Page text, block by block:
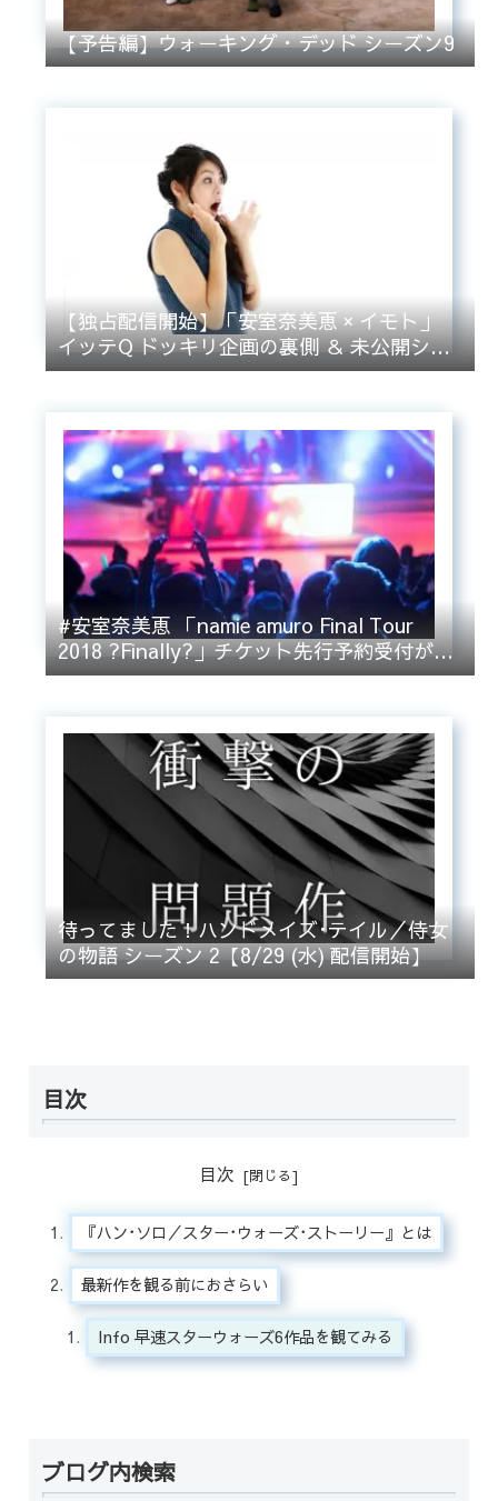
【予告編】ウォーキング・デッド シーズン9
【独占配信開始】「安室奈美恵 × イモト」
イッテQ ドッキリ企画の裏側 ＆ 未公開シー
ン
#安室奈美恵 「namie amuro Final Tour
2018 ?Finally?」チケット先行予約受付がい
よいよ始まる！
待ってました！ハンドメイズ･テイル／侍女
の物語 シーズン 2【8/29 (水) 配信開始】
目次
目次
『ハン･ソロ／スター･ウォーズ･ストーリー』とは
最新作を観る前におさらい
Info 早速スターウォーズ6作品を観てみる
ブログ内検索